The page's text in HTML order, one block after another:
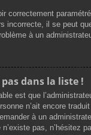
correctement
incorrecte, il se peut
à un
dans la liste !
est que
n’ait encore
à un
pas, n’hésitez